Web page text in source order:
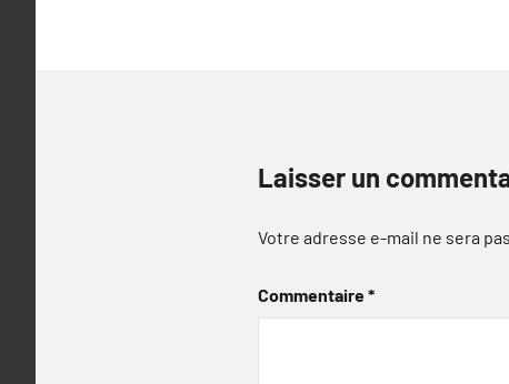
Laisser un
Votre adresse e-mail ne sera
Commentaire*